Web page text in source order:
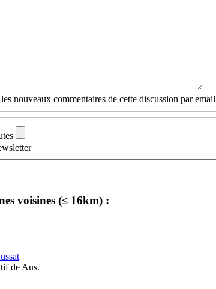
nouveaux commentaires de cette discussion par email
voisines (≤ 16km) :
de Aus.